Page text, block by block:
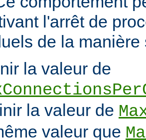
l'arrêt de
de la manière
la valeur de
la valeur de
valeur que